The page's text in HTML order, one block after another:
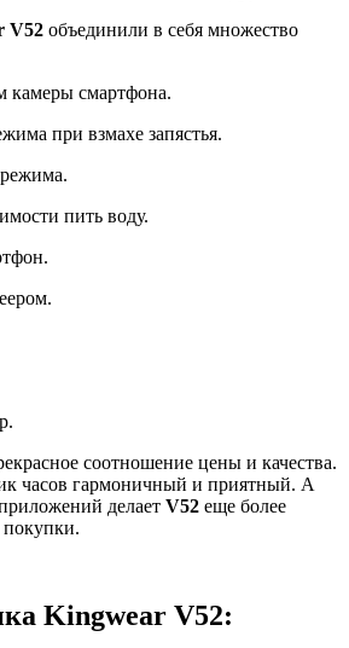
V52 объединили в себя множество
камеры смартфона.
при взмахе запястья.
пить воду.
соотношение цены и качества.
часов гармоничный и приятный. А
делает V52 еще более
Kingwear V52: